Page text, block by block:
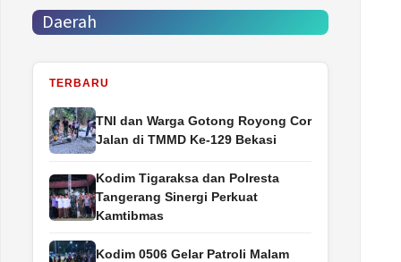
Daerah
TERBARU
TNI dan Warga Gotong Royong Cor
Jalan di TMMD Ke-129 Bekasi
Kodim Tigaraksa dan Polresta
Tangerang Sinergi Perkuat
Kamtibmas
Kodim 0506 Gelar Patroli Malam